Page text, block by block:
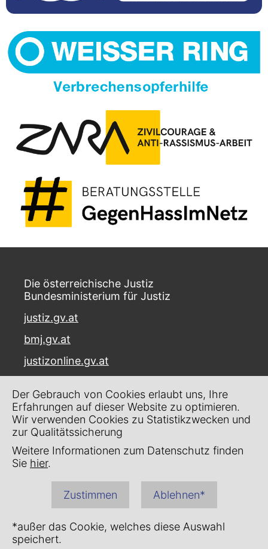
Die österreichische Justiz
Bundesministerium für Justiz
justiz.gv.at
bmj.gv.at
justizonline.gv.at
Museumstraße 7
1070 Wien
Kontakt
Impressum
Barrierefreiheit
Der Gebrauch von Cookies erlaubt uns, Ihre
Erfahrungen auf dieser Website zu optimieren.
Wir verwenden Cookies zu Statistikzwecken und
zur Qualitätssicherung
Weitere Informationen zum Datenschutz finden
Sie hier.
Zustimmen Ablehnen*
*außer das Cookie, welches diese Auswahl
speichert.